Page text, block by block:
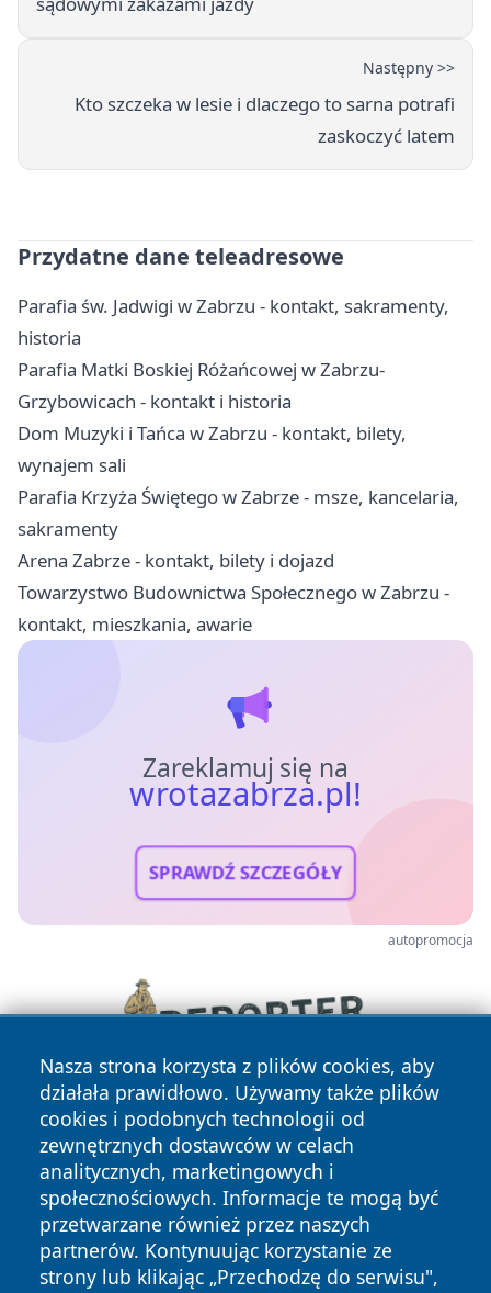
Następny >>
Kto szczeka w lesie i dlaczego to sarna potrafi
zaskoczyć latem
Przydatne dane teleadresowe
Parafia św. Jadwigi w Zabrzu - kontakt, sakramenty,
historia
Parafia Matki Boskiej Różańcowej w Zabrzu-
Grzybowicach - kontakt i historia
Dom Muzyki i Tańca w Zabrzu - kontakt, bilety,
wynajem sali
Parafia Krzyża Świętego w Zabrze - msze, kancelaria,
sakramenty
Arena Zabrze - kontakt, bilety i dojazd
Towarzystwo Budownictwa Społecznego w Zabrzu -
kontakt, mieszkania, awarie
Zareklamuj się na
wrotazabrza.pl!
SPRAWDŹ SZCZEGÓŁY
autopromocja
Nasza strona korzysta z plików cookies, aby
działała prawidłowo. Używamy także plików
cookies i podobnych technologii od
zewnętrznych dostawców w celach
analitycznych, marketingowych i
społecznościowych. Informacje te mogą być
przetwarzane również przez naszych
partnerów. Kontynuując korzystanie ze
strony lub klikając „Przechodzę do serwisu",
Copyright © 2026 wrotazabrza.pl Wszystkie prawa
zastrzeżone.